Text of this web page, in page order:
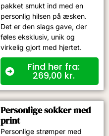
pakket smukt ind med en
personlig hilsen på æsken.
Det er den slags gave, der
føles eksklusiv, unik og
virkelig gjort med hjertet.
Find her fra:
269,00 kr.
Personlige sokker med
print
Personlige strømper med